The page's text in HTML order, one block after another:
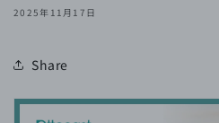
2025年11月17日
Share